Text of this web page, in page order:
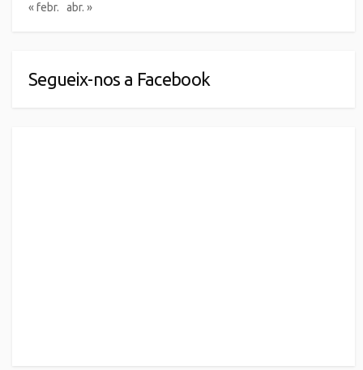
« febr.
abr. »
Segueix-nos a Facebook